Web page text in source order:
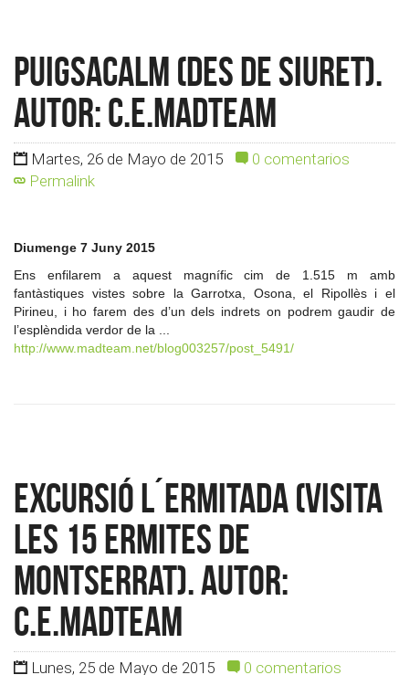
Puigsacalm (des de Siuret).
Autor: c.e.madteam
Martes, 26 de Mayo de 2015
0 comentarios
Permalink
Diumenge 7 Juny 2015
Ens enfilarem a aquest magnífic cim de 1.515 m amb
fantàstiques vistes sobre la Garrotxa, Osona, el Ripollès i el
Pirineu, i ho farem des d’un dels indrets on podrem gaudir de
l’esplèndida verdor de la ...
http://www.madteam.net/blog003257/post_5491/
Excursió l´Ermitada (visita
les 15 ermites de
Montserrat). Autor:
c.e.madteam
Lunes, 25 de Mayo de 2015
0 comentarios